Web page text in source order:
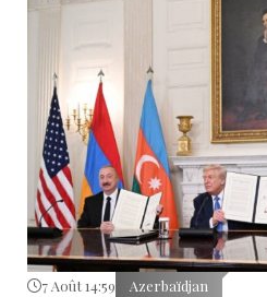
7 Août 14:59 Azerbaïdjan